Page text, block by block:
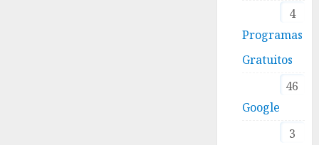
4
Programas
Gratuitos
46
Google
3